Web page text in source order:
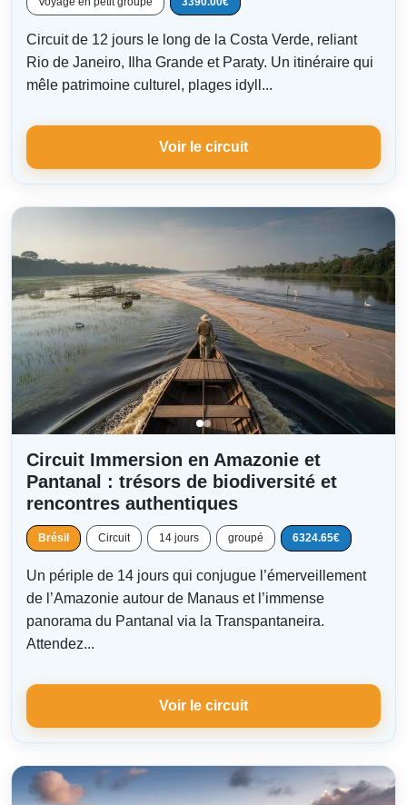
Circuit de 12 jours le long de la Costa Verde, reliant
Rio de Janeiro, Ilha Grande et Paraty. Un itinéraire qui
mêle patrimoine culturel, plages idyll...
Voir le circuit
Circuit Immersion en Amazonie et
Pantanal : trésors de biodiversité et
rencontres authentiques
Brésil Circuit 14 jours groupé 6324.65€
Un périple de 14 jours qui conjugue l’émerveillement
de l’Amazonie autour de Manaus et l’immense
panorama du Pantanal via la Transpantaneira.
Attendez...
Voir le circuit